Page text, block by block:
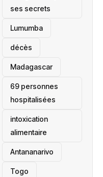
ses secrets
Lumumba
décès
‎Madagascar
69 personnes
hospitalisées
intoxication
alimentaire
Antananarivo
‎Togo